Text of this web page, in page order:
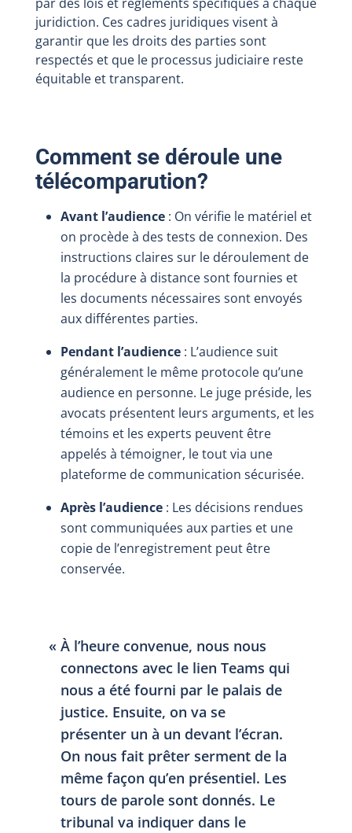
juridiction. Ces cadres juridiques visent à
garantir que les droits des parties sont
respectés et que le processus judiciaire reste
équitable et transparent.
Comment se déroule une
télécomparution?
Avant l’audience: On vérifie le matériel et
on procède à des tests de connexion. Des
instructions claires sur le déroulement de
la procédure à distance sont fournies et
les documents nécessaires sont envoyés
aux différentes parties.
Pendant l’audience: L’audience suit
généralement le même protocole qu’une
audience en personne. Le juge préside, les
avocats présentent leurs arguments, et les
témoins et les experts peuvent être
appelés à témoigner, le tout via une
plateforme de communication sécurisée.
Après l’audience: Les décisions rendues
sont communiquées aux parties et une
copie de l’enregistrement peut être
conservée.
À l’heure convenue, nous nous
connectons avec le lien Teams qui
nous a été fourni par le palais de
justice. Ensuite, on va se
présenter un à un devant l’écran.
On nous fait prêter serment de la
même façon qu’en présentiel. Les
tours de parole sont donnés. Le
tribunal va indiquer dans le